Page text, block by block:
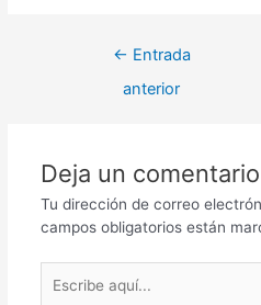
Navegación
← Entrada
anterior
Deja un comentario
Tu dirección de correo
campos obligatorios están
aquí...